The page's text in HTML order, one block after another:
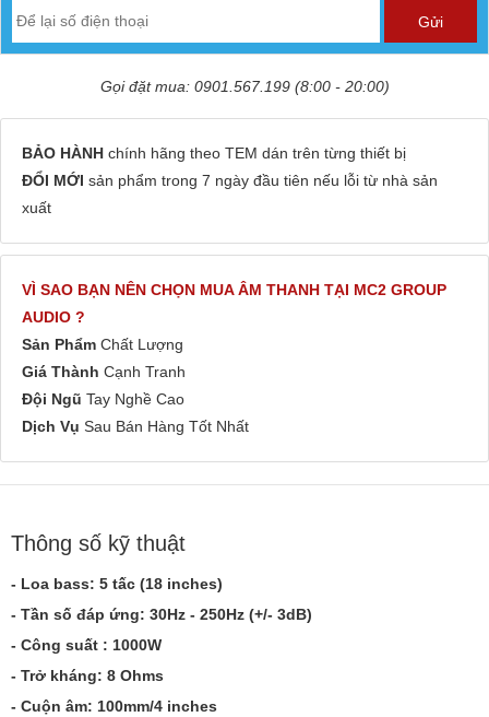
Gọi đặt mua: 0901.567.199 (8:00 - 20:00)
BẢO HÀNH chính hãng theo TEM dán trên từng thiết bị
ĐỔI MỚI sản phẩm trong 7 ngày đầu tiên nếu lỗi từ nhà sản
xuất
VÌ SAO BẠN NÊN CHỌN MUA ÂM THANH TẠI MC2 GROUP
AUDIO ?
Sản Phẩm Chất Lượng
Giá Thành Cạnh Tranh
Đội Ngũ Tay Nghề Cao
Dịch Vụ Sau Bán Hàng Tốt Nhất
Thông số kỹ thuật
- Loa bass: 5 tấc (18 inches)
- Tần số đáp ứng: 30Hz - 250Hz (+/- 3dB)
- Công suất : 1000W
- Trở kháng: 8 Ohms
- Cuộn âm: 100mm/4 inches